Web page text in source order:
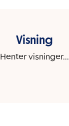
Visning
Henter visninger...